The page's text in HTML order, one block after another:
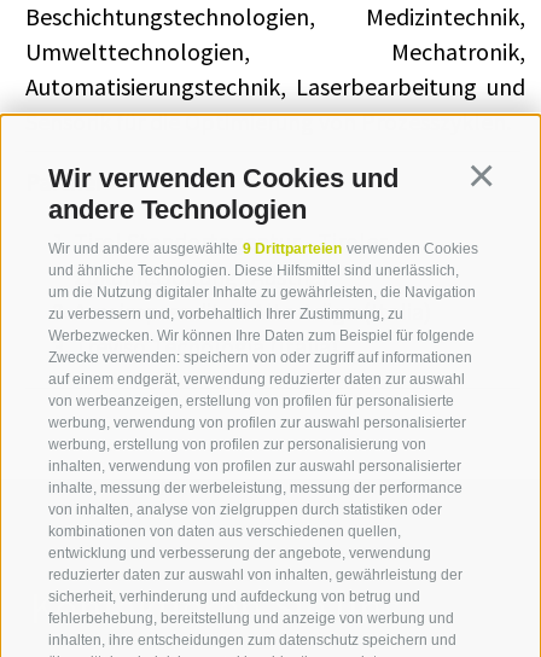
Wir verwenden Cookies und
andere Technologien
Wir und andere ausgewählte 9 Drittparteien verwenden Cookies
und ähnliche Technologien. Diese Hilfsmittel sind unerlässlich,
um die Nutzung digitaler Inhalte zu gewährleisten, die Navigation
zu verbessern und, vorbehaltlich Ihrer Zustimmung, zu
Werbezwecken. Wir können Ihre Daten zum Beispiel für folgende
Zwecke verwenden: speichern von oder zugriff auf informationen
auf einem endgerät, verwendung reduzierter daten zur auswahl
von werbeanzeigen, erstellung von profilen für personalisierte
werbung, verwendung von profilen zur auswahl personalisierter
werbung, erstellung von profilen zur personalisierung von
inhalten, verwendung von profilen zur auswahl personalisierter
inhalte, messung der werbeleistung, messung der performance
von inhalten, analyse von zielgruppen durch statistiken oder
kombinationen von daten aus verschiedenen quellen,
entwicklung und verbesserung der angebote, verwendung
reduzierter daten zur auswahl von inhalten, gewährleistung der
sicherheit, verhinderung und aufdeckung von betrug und
fehlerbehebung, bereitstellung und anzeige von werbung und
inhalten, ihre entscheidungen zum datenschutz speichern und
Beschichtungstechnologien, Medizintechnik,
Umwelttechnologien, Mechatronik,
Automatisierungstechnik, Laserbearbeitung und
Sensorik für die Optimierung von Prozesszyklen.
Partner
Tirol Standortagentur - Tiroler
Zukunftsstiftung (Austria)
Assoimprenditori Alto Adige (Italia)
Treviso Tecnologia (Italia)
Kontaktieren Sie uns